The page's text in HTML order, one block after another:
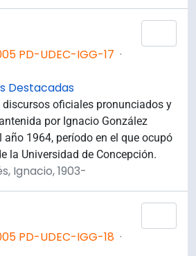
PD-UDEC-IGG-17 ·
Destacadas
discursos oficiales pronunciados y
por Ignacio González
año 1964, período en el que ocupó
la Universidad de Concepción.
Ignacio, 1903-
PD-UDEC-IGG-18 ·